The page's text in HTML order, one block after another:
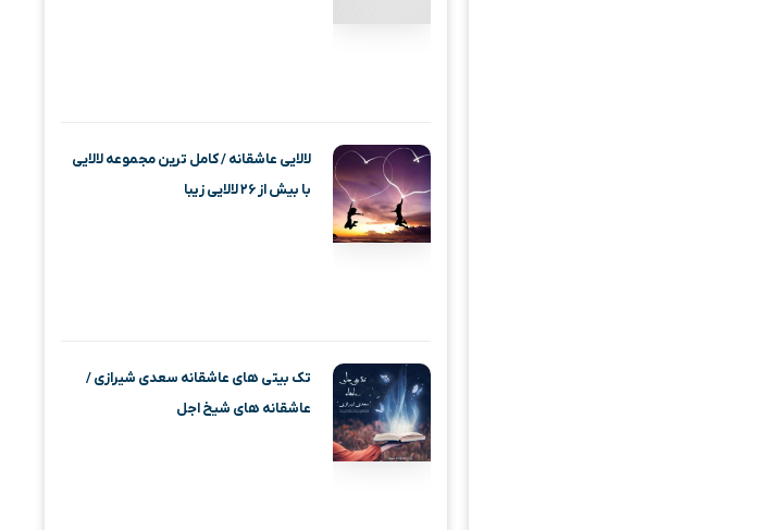
لالایی عاشقانه / کامل ترین مجموعه لالایی
با بیش از ۲۶ لالایی زیبا
تک بیتی های عاشقانه سعدی شیرازی /
عاشقانه های شیخ اجل